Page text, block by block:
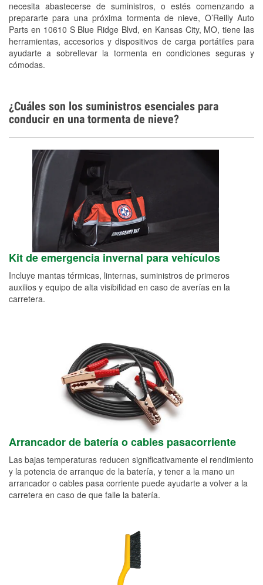
necesita abastecerse de suministros, o estés comenzando a
prepararte para una próxima tormenta de nieve, O’Reilly Auto
Parts en 10610 S Blue Ridge Blvd, en Kansas City, MO, tiene las
herramientas, accesorios y dispositivos de carga portátiles para
ayudarte a sobrellevar la tormenta en condiciones seguras y
cómodas.
Conoce más
¿Cuáles son los suministros esenciales para
conducir en una tormenta de nieve?
Kit de emergencia invernal para vehículos
Incluye mantas térmicas, linternas, suministros de primeros
auxilios y equipo de alta visibilidad en caso de averías en la
carretera.
Arrancador de batería o cables pasacorriente
Las bajas temperaturas reducen significativamente el rendimiento
y la potencia de arranque de la batería, y tener a la mano un
arrancador o cables pasa corriente puede ayudarte a volver a la
carretera en caso de que falle la batería.